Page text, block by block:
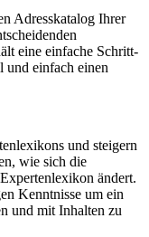
Adresskatalog Ihrer
eine einfache Schritt-
und einfach einen
und steigern
wie sich die
ändert.
Kenntnisse um ein
und mit Inhalten zu